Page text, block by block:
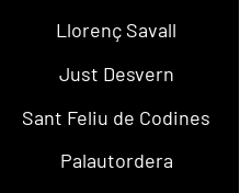
Llorenç Savall
Just Desvern
Sant Feliu de Codines
Palautordera